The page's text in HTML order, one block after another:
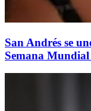
San Andrés se
Semana